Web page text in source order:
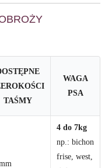
TAŚMY
WAGA
PSA
4 do 7kg
np.: bichon
frise, west,